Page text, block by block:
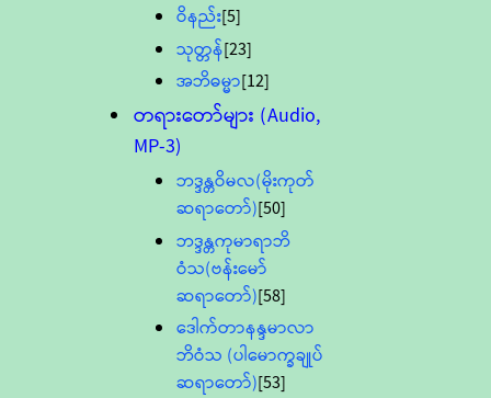
ဝိနည်း[5]
သုတ္တန်[23]
အဘိဓမ္မာ[12]
တရားတော်များ (Audio,
MP-3)
ဘဒ္ဒန္တဝိမလ(မိုးကုတ်
ဆရာတော်)[50]
ဘဒ္ဒန္တကုမာရာဘိ
ဝံသ(ဗန်းမော်
ဆရာတော်)[58]
ဒေါက်တာနန္ဒမာလာ
ဘိဝံသ (ပါမောက္ခချုပ်
ဆရာတော်)[53]